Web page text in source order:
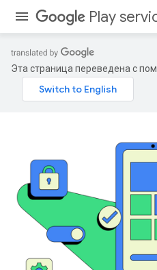
Play
Эта страница переведена с